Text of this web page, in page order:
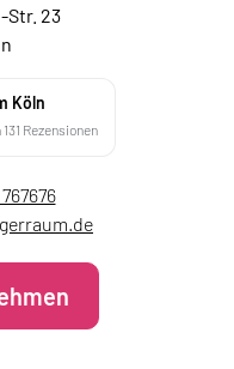
23
Köln
131 Rezensionen